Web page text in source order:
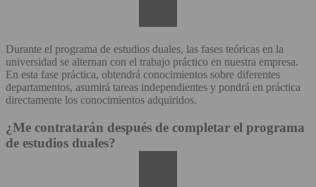
Durante el programa de estudios duales, las fases teóricas en la
universidad se alternan con el trabajo práctico en nuestra empresa.
En esta fase práctica, obtendrá conocimientos sobre diferentes
departamentos, asumirá tareas independientes y pondrá en práctica
directamente los conocimientos adquiridos.
¿Me contratarán después de completar el programa
de estudios duales?